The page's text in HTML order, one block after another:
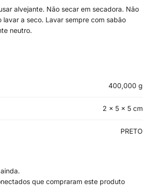
alvejante. Não secar em secadora. Não
lavar a seco. Lavar sempre com sabão
neutro.
400,000 g
2 × 5 × 5 cm
PRETO
que compraram este produto